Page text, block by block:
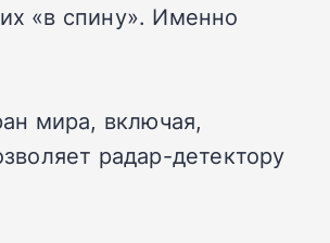
«в спину». Именно
мира, включая,
радар-детектору